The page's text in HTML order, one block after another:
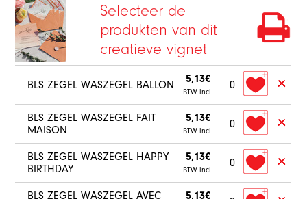
Selecteer de
produkten van dit
creatieve vignet
BLS ZEGEL WASZEGEL BALLON 5,13€
BTW incl.
0
BLS ZEGEL WASZEGEL FAIT
MAISON
5,13€
BTW incl.
0
BLS ZEGEL WASZEGEL HAPPY
BIRTHDAY
5,13€
BTW incl.
0
BLS ZEGEL WASZEGEL AVEC
5,13€